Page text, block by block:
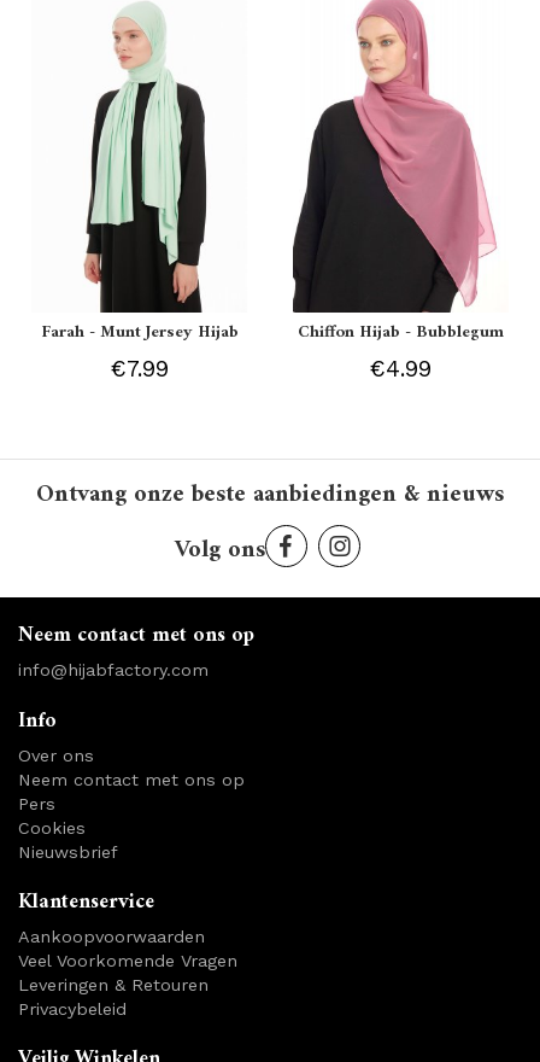
Farah - Munt Jersey Hijab
€7.99
Chiffon Hijab - Bubblegum
€4.99
Ontvang onze beste aanbiedingen & nieuws
Volg ons
Neem contact met ons op
info@hijabfactory.com
Info
Over ons
Neem contact met ons op
Pers
Cookies
Nieuwsbrief
Klantenservice
Aankoopvoorwaarden
Veel Voorkomende Vragen
Leveringen & Retouren
Privacybeleid